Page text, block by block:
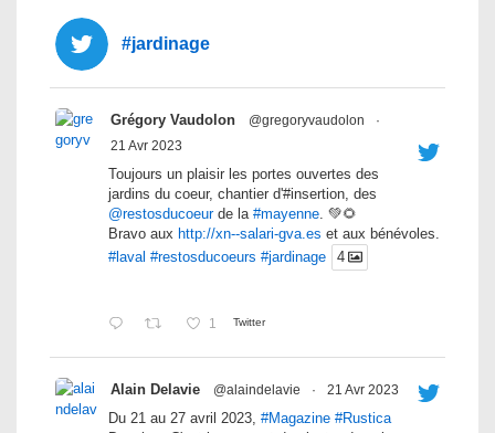
#jardinage
Grégory Vaudolon @gregoryvaudolon
·
21 Avr 2023
Toujours un plaisir les portes ouvertes des
jardins du coeur, chantier d'#insertion, des
@restosducoeurde la #mayenne. 💚🌻
Bravo aux http://xn--salari-gva.es et aux bénévoles.
#laval #restosducoeurs #jardinage 4
1 Twitter
Alain Delavie @alaindelavie · 21 Avr 2023
Du 21 au 27 avril 2023, #Magazine #Rustica